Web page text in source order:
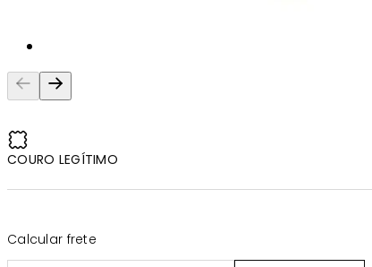
COURO LEGÍTIMO
Calcular frete